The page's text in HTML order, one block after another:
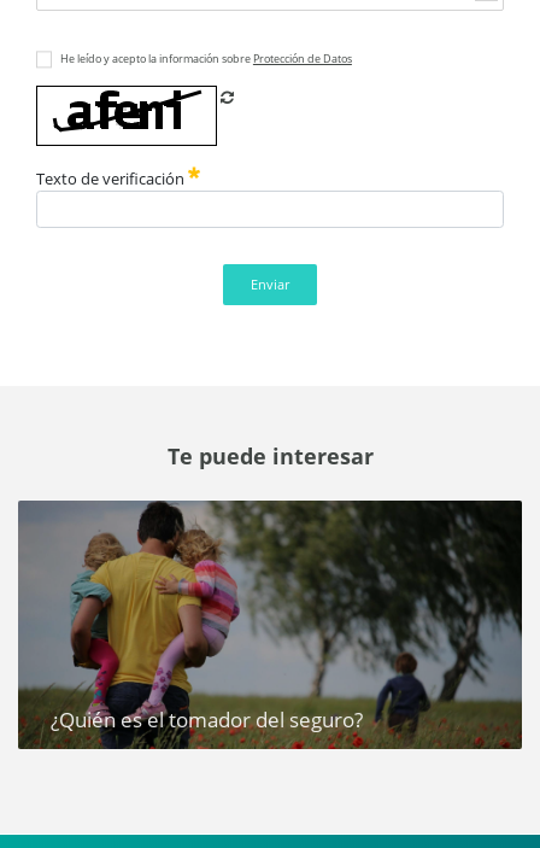
He leído y acepto la información sobre Protección de Datos
Texto de verificación
Enviar
Te puede interesar
¿Quién es el tomador del seguro?